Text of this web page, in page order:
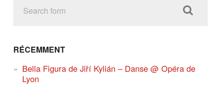
RÉCEMMENT
Bella Figura de Jiří Kylián – Danse @ Opéra de
Lyon